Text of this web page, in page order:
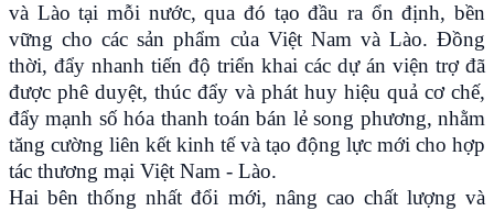
và Lào tại mỗi nước, qua đó tạo đầu ra ổn định, bền
vững cho các sản phẩm của Việt Nam và Lào. Đồng
thời, đẩy nhanh tiến độ triển khai các dự án viện trợ đã
được phê duyệt, thúc đẩy và phát huy hiệu quả cơ chế,
đẩy mạnh số hóa thanh toán bán lẻ song phương, nhằm
tăng cường liên kết kinh tế và tạo động lực mới cho hợp
tác thương mại Việt Nam - Lào.
Hai bên thống nhất đổi mới, nâng cao chất lượng và